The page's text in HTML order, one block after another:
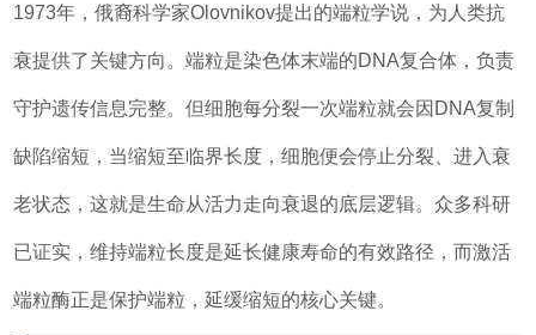
1973年，俄裔科学家Olovnikov提出的端粒学说，为人类抗
衰提供了关键方向。端粒是染色体末端的DNA复合体，负责
守护遗传信息完整。但细胞每分裂一次端粒就会因DNA复制
缺陷缩短，当缩短至临界长度，细胞便会停止分裂、进入衰
老状态，这就是生命从活力走向衰退的底层逻辑。众多科研
已证实，维持端粒长度是延长健康寿命的有效路径，而激活
端粒酶正是保护端粒，延缓缩短的核心关键。